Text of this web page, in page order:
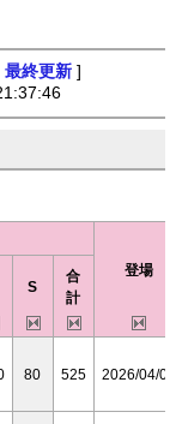
最終更新 ]
登場
S
合
計
80 525 2026/04/08